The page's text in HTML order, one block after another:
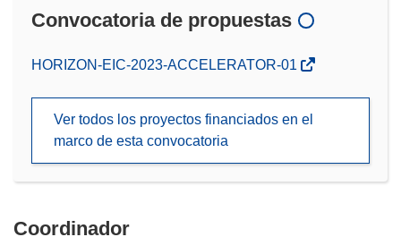
Convocatoria de propuestas
(se
nueva
HORIZON-EIC-2023-ACCELERATOR-01
Ver todos los proyectos financiados en el
marco de esta convocatoria
Coordinador